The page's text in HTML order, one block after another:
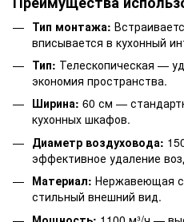
Тип монтажа:
вписывается в кухонный
Тип: Телескопическая —
экономия пространства.
Ширина: 60 см —
кухонных шкафов.
Диаметр воздуховода:
эффективное удаление
Материал: Нержавеющая
стильный внешний вид.